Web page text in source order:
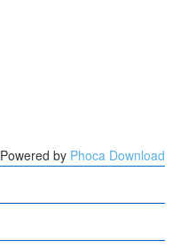
Powered by Phoca Download